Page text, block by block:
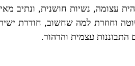
עצומה, נשיות חושנית, ונתיב
וחוזרת למה שחשוב, חודרת
עצמית והרהור.